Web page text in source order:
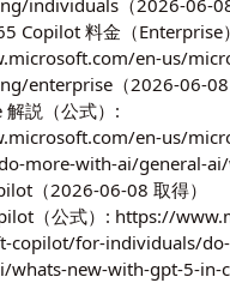
Copilot 料金（Enterprise
en-us/
enterprise （2026-06-08
説（公式）:
en-us/
more-with-ai/general-
（2026-06-08 取得）
（公式）: https://
copilot/for-individuals/
whats-new-with-gpt-5-in-